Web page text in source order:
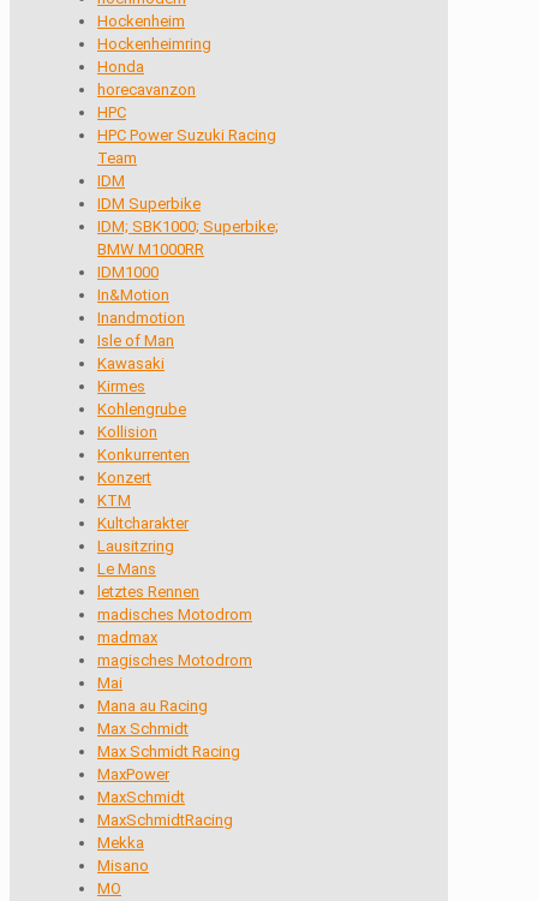
Hockenheim
Hockenheimring
Honda
horecavanzon
HPC
HPC Power Suzuki Racing
Team
IDM
IDM Superbike
IDM; SBK1000; Superbike;
BMW M1000RR
IDM1000
In&Motion
Inandmotion
Isle of Man
Kawasaki
Kirmes
Kohlengrube
Kollision
Konkurrenten
Konzert
KTM
Kultcharakter
Lausitzring
Le Mans
letztes Rennen
madisches Motodrom
madmax
magisches Motodrom
Mai
Mana au Racing
Max Schmidt
Max Schmidt Racing
MaxPower
MaxSchmidt
MaxSchmidtRacing
Mekka
Misano
MO